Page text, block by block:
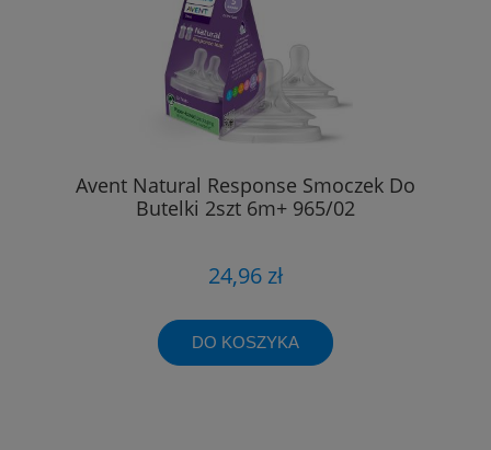
Avent Natural Response Smoczek Do
Butelki 2szt 6m+ 965/02
24,96 zł
DO KOSZYKA